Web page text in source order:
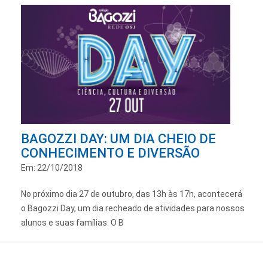
BAGOZZI DAY: UM DIA CHEIO DE
CONHECIMENTO E DIVERSÃO
Em: 22/10/2018
No próximo dia 27 de outubro, das 13h às 17h, acontecerá
o Bagozzi Day, um dia recheado de atividades para nossos
alunos e suas famílias. O B